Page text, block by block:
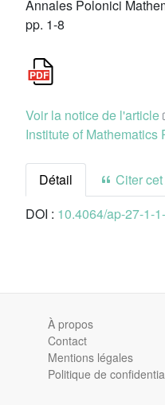
Annales Polonici
pp. 1-8
Voir la notice de l'article
Institute of
Détail
Citer
DOI : 10.4064/ap-27-1-
À propos
Contact
Mentions légales
Politique de